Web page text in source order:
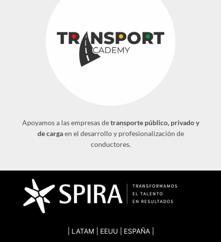
Apoyamos a las empresas detransporte público, privado y
de cargaen el desarrollo y profesionalización de
conductores.
| LATAM | EEUU | ESPAÑA |